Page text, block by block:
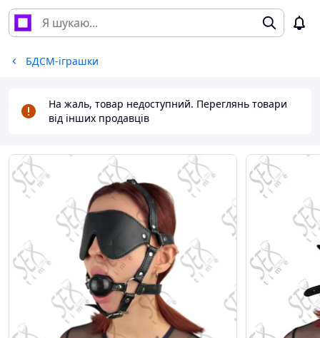
БДСМ-іграшки
На жаль, товар недоступний. Переглянь товари
від інших продавців